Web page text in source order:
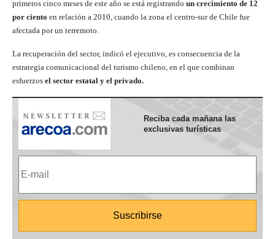
primeros cinco meses de este año se está registrando un crecimiento de 12
por ciento en relación a 2010, cuando la zona el centro-sur de Chile fue
afectada por un terremoto.
La recuperación del sector, indicó el ejecutivo, es consecuencia de la
estrategia comunicacional del turismo chileno, en el que combinan
esfuerzos el sector estatal y el privado.
Reciba cada mañana las
exclusivas turísticas